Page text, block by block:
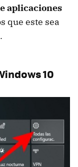
aplicaciones
que este sea
10